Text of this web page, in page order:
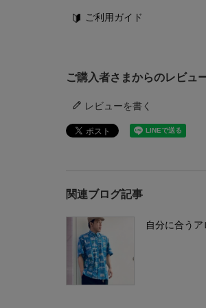
ご利用ガイド
ご購入者さまからのレビュ
レビューを書く
関連ブログ記事
自分に合うア